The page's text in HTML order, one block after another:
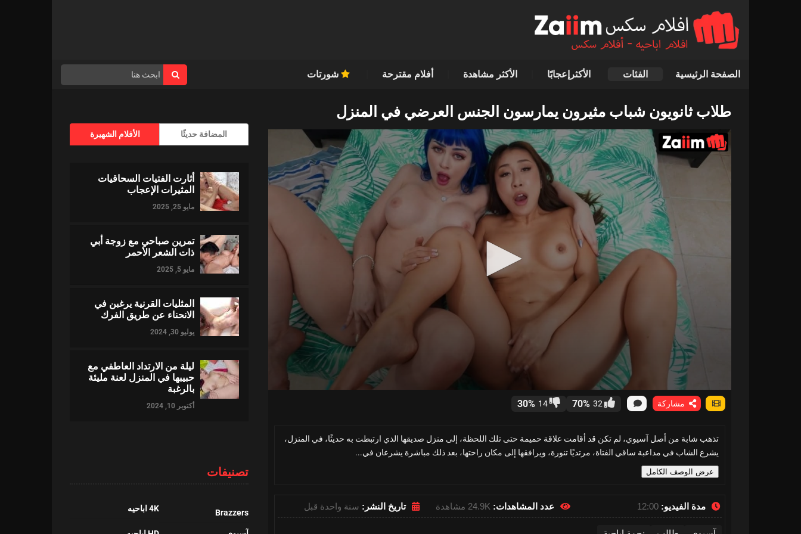
الصفحة الرئيسية الفئات الأكثرإعجابًا الأكثر مشاهدة أفلام مقترحة شورتات
طلاب ثانويون شباب مثيرون يمارسون الجنس العرضي في المنزل
Volume
مشاركة 32
70%
14
30%
تذهب شابة من أصل آسيوي، لم تكن قد أقامت علاقة حميمة حتى تلك اللحظة، إلى منزل صديقها الذي ارتبطت به حديثًا، في المنزل،
يشرع الشاب في مداعبة ساقي الفتاة، مرتديًا تنورة، ويرافقها إلى مكان راحتها، بعد ذلك مباشرة يشرعان في...
عرض الوصف الكامل
مدة الفيديو: 12:00 عدد المشاهدات: 24.9K مشاهدة تاريخ النشر: سنة واحدة قبل
الأفلام الشهيرة المضافة حديثًا
أثارت الفتيات السحاقيات
المثيرات الإعجاب
مايو 25, 2025
تمرين صباحي مع زوجة أبي
ذات الشعر الأحمر
مايو 5, 2025
المثليات القرنية يرغبن في
الانحناء عن طريق الفرك
يوليو 30, 2024
ليلة من الارتداد العاطفي مع
حبيبها في المنزل لعنة مليئة
بالرغبة
أكتوبر 10, 2024
تصنيفات
4K اباحيه Brazzers